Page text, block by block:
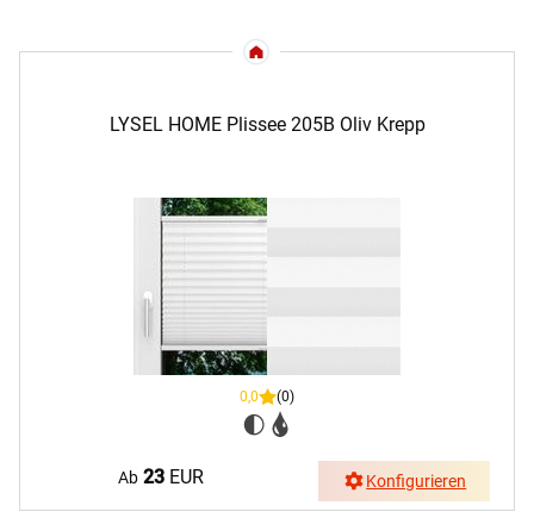
LYSEL HOME Plissee 205B Oliv Krepp
0,0 (0)
Ab 23 EUR Konfigurieren